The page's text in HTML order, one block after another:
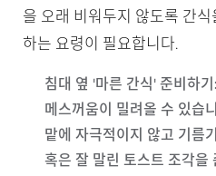
을 오래 비워두지 않도록 간식
하는 요령이 필요합니다.
침대 옆 '마른 간식' 준비하기
메스꺼움이 밀려올 수 있습
맡에 자극적이지 않고 기름
혹은 잘 말린 토스트 조각을